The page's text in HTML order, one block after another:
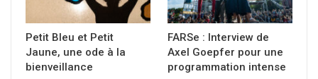
Petit Bleu et Petit
Jaune, une ode à la
bienveillance
FARSe : Interview de
Axel Goepfer pour une
programmation intense